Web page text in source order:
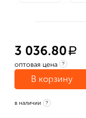
3 036.80 a
оптовая цена ?
В корзину
в наличии ?